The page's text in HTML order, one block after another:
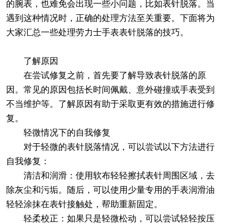
的腕表，也难免会出现一些小问题，比如表针脱落。当
遇到这种情况时，正确的处理方法至关重要。下面将为
大家汇总一些处理劳力士手表表针脱落的技巧。
了解原因
在尝试修复之前，首先要了解导致表针脱落的原
因。常见的原因包括长时间佩戴、意外碰撞或手表受到
不当维护等。了解原因有助于采取更有效的措施进行修
复。
轻微情况下的自我修复
对于轻微的表针脱落情况，可以尝试以下方法进行
自我修复：
清洁和润滑：使用软布轻轻擦拭表针周围区域，去
除灰尘和污垢。随后，可以使用少量专用的手表润滑油
轻轻涂抹在表针接触处，帮助重新固定。
轻柔校正：如果只是轻微松动，可以尝试轻轻按压